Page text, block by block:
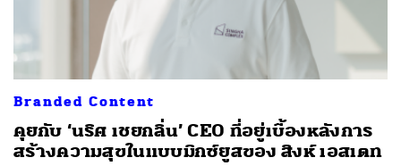
Branded Content
คุยกับ ‘นริศ เชยกลิ่น’ CEO ที่อยู่เบื้องหลังการ
สร้างความสุขในแบบมิกซ์ยูสของ สิงห์ เอสเตท